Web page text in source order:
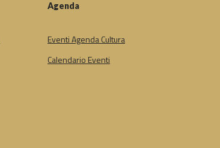
Agenda
Eventi Agenda Cultura
Calendario Eventi